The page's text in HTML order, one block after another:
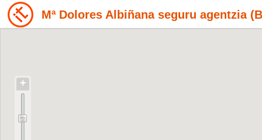
Mª Dolores Albiñana seguru agentzia
+